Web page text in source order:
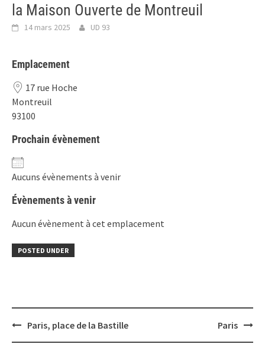
la Maison Ouverte de Montreuil
14 mars 2025 UD 93
Emplacement
17 rue Hoche
Montreuil
93100
Prochain évènement
Aucuns évènements à venir
Évènements à venir
Aucun évènement à cet emplacement
POSTED UNDER
PostParis, place de la Bastille Paris